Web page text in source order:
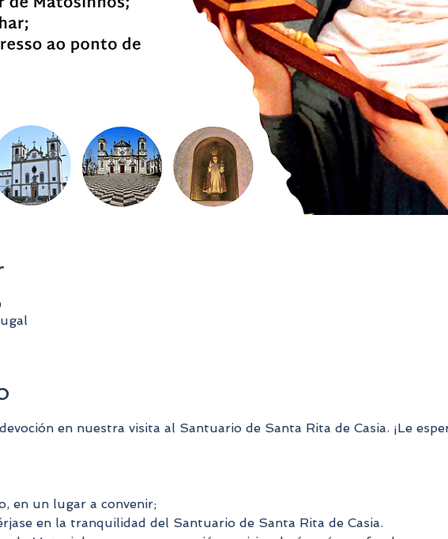
en un lugar a convenir;
en la tranquilidad del Santuario de Santa Rita de Casia.